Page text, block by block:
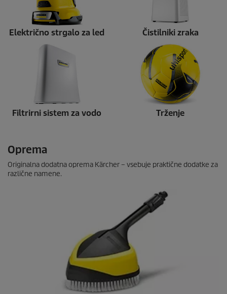
Električno strgalo za led Čistilniki zraka
Filtrirni sistem za vodo Trženje
Oprema
Originalna dodatna oprema Kärcher – vsebuje praktične dodatke za
različne namene.